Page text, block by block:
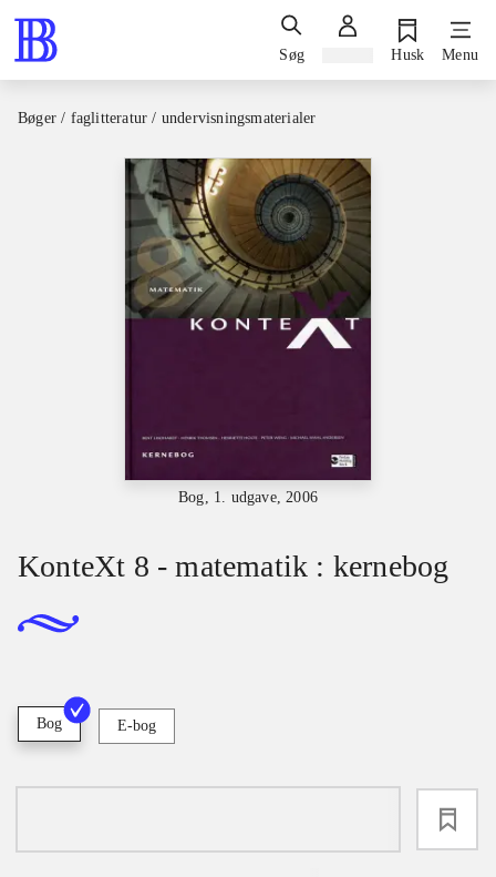
Søg Husk Menu
Bøger / faglitteratur / undervisningsmaterialer
Bog, 1. udgave, 2006
KonteXt 8 - matematik : kernebog
Bog E-bog